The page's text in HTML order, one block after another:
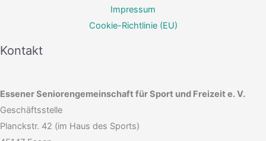
Impressum
Cookie-Richtlinie (EU)
Kontakt
Essener Seniorengemeinschaft für Sport und Freizeit e. V.
Geschäftsstelle
Planckstr. 42 (im Haus des Sports)